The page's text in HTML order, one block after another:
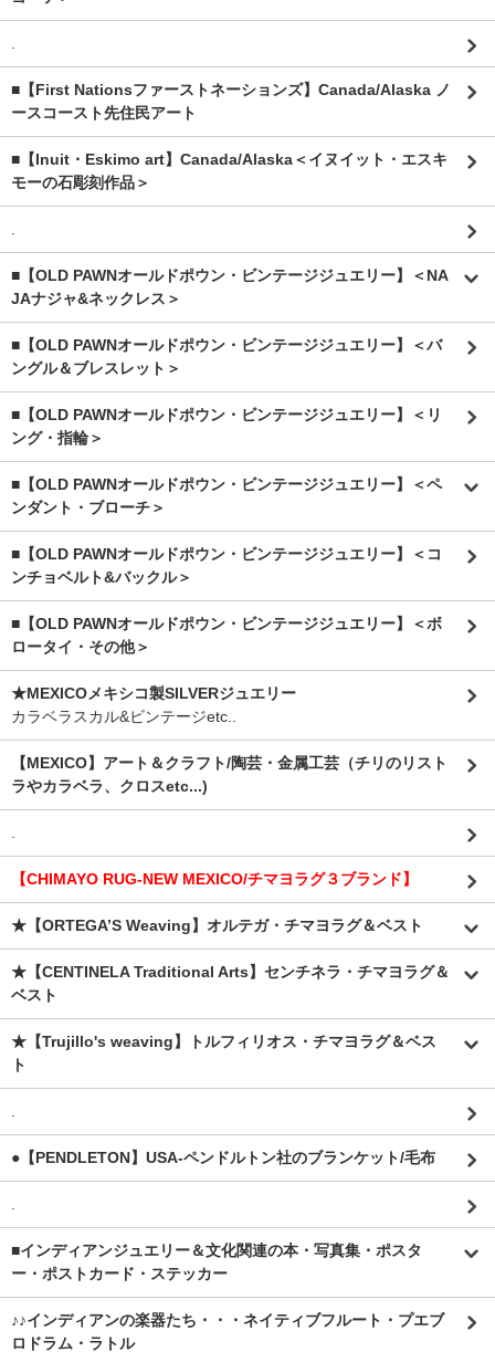
■【First Nationsファーストネーションズ】Canada/Alaska ノ
ースコースト先住民アート
■【Inuit・Eskimo art】Canada/Alaska＜イヌイット・エスキ
モーの石彫刻作品＞
■【OLD PAWNオールドポウン・ビンテージジュエリー】＜NA
JAナジャ&ネックレス＞
■【OLD PAWNオールドポウン・ビンテージジュエリー】＜バ
ングル＆ブレスレット＞
■【OLD PAWNオールドポウン・ビンテージジュエリー】＜リ
ング・指輪＞
■【OLD PAWNオールドポウン・ビンテージジュエリー】＜ペ
ンダント・ブローチ＞
■【OLD PAWNオールドポウン・ビンテージジュエリー】＜コ
ンチョベルト&バックル＞
■【OLD PAWNオールドポウン・ビンテージジュエリー】＜ボ
ロータイ・その他＞
★MEXICOメキシコ製SILVERジュエリー
カラベラスカル&ビンテージetc..
【MEXICO】アート＆クラフト/陶芸・金属工芸（チリのリスト
ラやカラベラ、クロスetc...)
【CHIMAYO RUG-NEW MEXICO/チマヨラグ３ブランド】
★【ORTEGA’S Weaving】オルテガ・チマヨラグ＆ベスト
★【CENTINELA Traditional Arts】センチネラ・チマヨラグ＆
ベスト
★【Trujillo's weaving】トルフィリオス・チマヨラグ＆ベス
ト
●【PENDLETON】USA-ペンドルトン社のブランケット/毛布
■インディアンジュエリー＆文化関連の本・写真集・ポスタ
ー・ポストカード・ステッカー
♪♪インディアンの楽器たち・・・ネイティブフルート・プエブ
ロドラム・ラトル